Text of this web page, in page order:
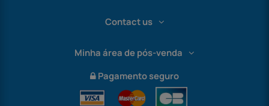
Contact us
Minha área de pós-venda
Pagamento seguro